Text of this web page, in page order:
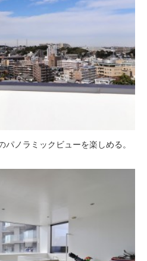
パノラミックビューを楽しめる。